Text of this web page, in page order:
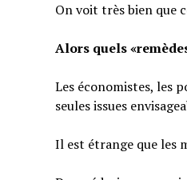
On voit très bien que
Alors quels
Les économistes, les
seules issues
Il est étrange que les